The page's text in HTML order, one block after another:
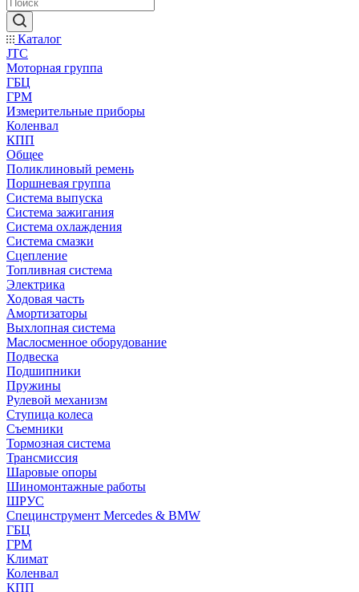
Каталог
JTC
Моторная группа
ГБЦ
ГРМ
Измерительные приборы
Коленвал
КПП
Общее
Поликлиновый ремень
Поршневая группа
Система выпуска
Система зажигания
Система охлаждения
Система смазки
Сцепление
Топливная система
Электрика
Ходовая часть
Амортизаторы
Выхлопная система
Маслосменное оборудование
Подвеска
Подшипники
Пружины
Рулевой механизм
Ступица колеса
Съемники
Тормозная система
Трансмиссия
Шаровые опоры
Шиномонтажные работы
ШРУС
Специнструмент Mercedes & BMW
ГБЦ
ГРМ
Климат
Коленвал
КПП